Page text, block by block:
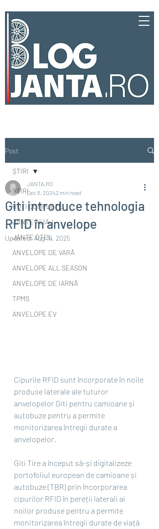
Post
ȘTIRI
ROȚI COMPLETE
JANTE ALIAJ
JANTE OȚEL
ANVELOPE DE VARĂ
ANVELOPE ALL SEASON
ANVELOPE DE IARNĂ
TPMS
ANVELOPE EV
ȘTIRI
Giti introduce tehnologia
RFID în anvelope
JANTA.RO
Dec 6, 20242 min read
Updated:Aug 19, 2025
Cipurile RFID sunt încorporate în noile
produse laterale ale tuturor
anvelopelor Giti pentru camioane și
autobuze pentru a permite
monitorizarea întregii durate a
anvelopelor.
Giti Tire a început să-și digitalizeze
portofoliul european de camioane și
autobuze (TBR) prin încorporarea
cipurilor RFID în pereții laterali ai
noilor produse pentru a permite
monitorizarea întregii durate de viață